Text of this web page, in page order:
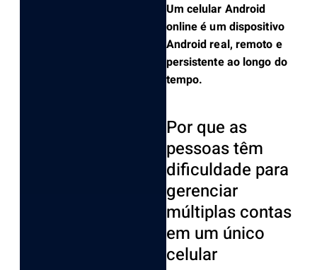
Um celular Android
online é um dispositivo
Android real, remoto e
persistente ao longo do
tempo.
Por que as
pessoas têm
dificuldade para
gerenciar
múltiplas contas
em um único
celular